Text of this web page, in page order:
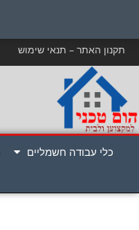
תקנון האתר – תנאי שימוש
כלי עבודה חשמליים